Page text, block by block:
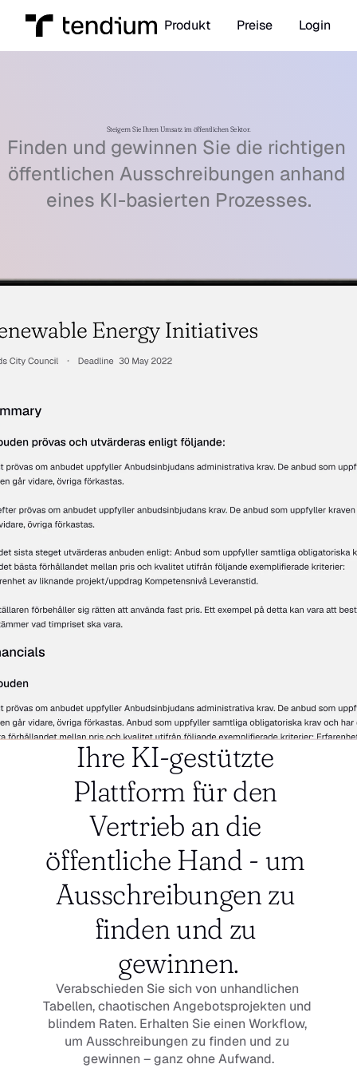
Produkt Preise Login
Steigern Sie Ihren Umsatz im öffentlichen Sektor.
Finden und gewinnen Sie die richtigen
öffentlichen Ausschreibungen anhand
eines KI-basierten Prozesses.
Ihre KI-gestützte
Plattform für den
Vertrieb an die
öffentliche Hand - um
Ausschreibungen zu
finden und zu
gewinnen.
Verabschieden Sie sich von unhandlichen
Tabellen, chaotischen Angebotsprojekten und
blindem Raten. Erhalten Sie einen Workflow,
um Ausschreibungen zu finden und zu
gewinnen – ganz ohne Aufwand.